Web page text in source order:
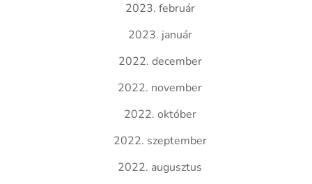
2023. február
2023. január
2022. december
2022. november
2022. október
2022. szeptember
2022. augusztus